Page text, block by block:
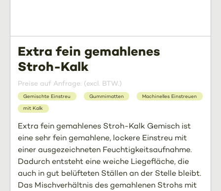
Extra fein gemahlenes
Stroh-Kalk
Preise auf Anfrage. (excl. BTW.)
Gemischte Einstreu Gummimatten Machinelles Einstreuen
mit Kalk
Extra fein gemahlenes Stroh-Kalk Gemisch ist
eine sehr fein gemahlene, lockere Einstreu mit
einer ausgezeichneten Feuchtigkeitsaufnahme.
Dadurch entsteht eine weiche Liegefläche, die
auch in gut belüfteten Ställen an der Stelle bleibt.
Das Mischverhältnis des gemahlenen Strohs mit